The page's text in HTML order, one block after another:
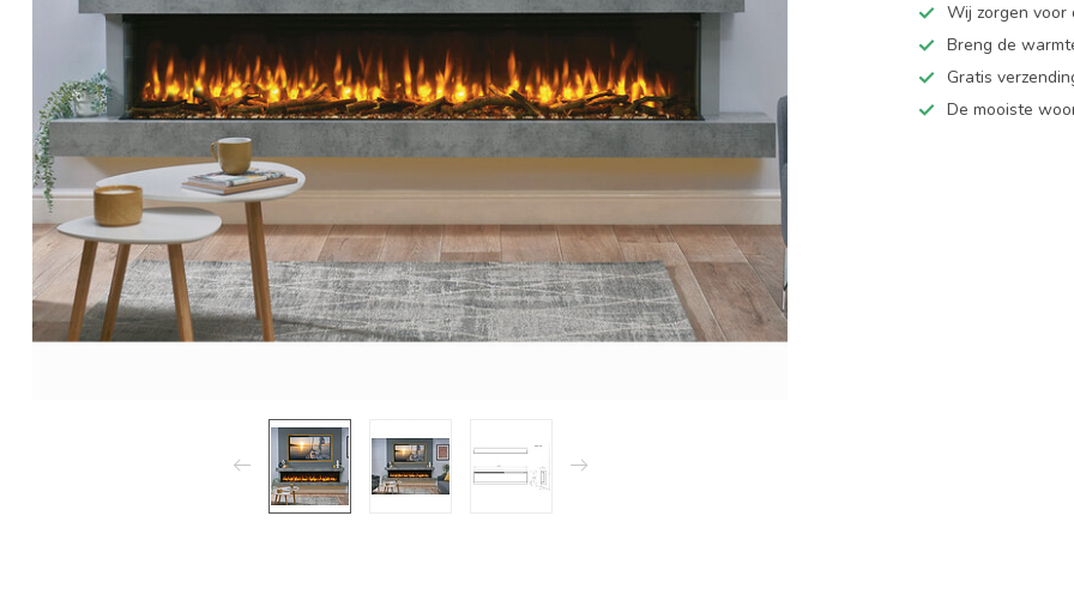
Wij zorgen voor
Breng de
Gratis
De mooiste